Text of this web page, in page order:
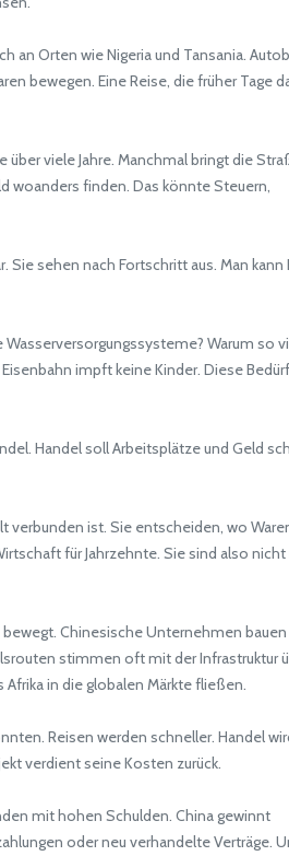
Orten wie Nigeria und Tansania.
bewegen. Eine Reise, die früher Tage
viele Jahre. Manchmal bringt die
woanders finden. Das könnte Steuern,
sehen nach Fortschritt aus. Man kann
Warum so
impft keine Kinder. Diese
Handel soll Arbeitsplätze und Geld
verbunden ist. Sie entscheiden, wo
für Jahrzehnte. Sie sind also nicht
Chinesische Unternehmen
stimmen oft mit der Infrastruktur
in die globalen Märkte fließen.
Reisen werden schneller. Handel
verdient seine Kosten zurück.
mit hohen Schulden. China gewinnt
oder neu verhandelte Verträge.